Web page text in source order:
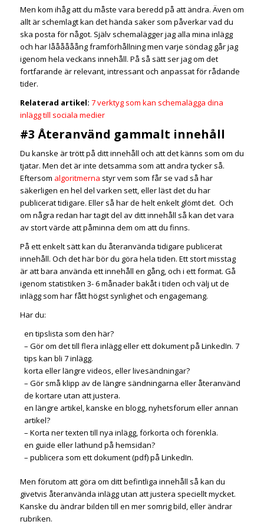
Men kom ihåg att du måste vara beredd på att ändra. Även om
allt är schemlagt kan det hända saker som påverkar vad du
ska posta för något. Själv schemalägger jag alla mina inlägg
och har låååååång framförhållning men varje söndag går jag
igenom hela veckans innehåll. På så sätt ser jag om det
fortfarande är relevant, intressant och anpassat för rådande
tider.
Relaterad artikel: 7 verktyg som kan schemalägga dina
inlägg till sociala medier
#3 Återanvänd gammalt innehåll
Du kanske är trött på ditt innehåll och att det känns som om du
tjatar. Men det är inte detsamma som att andra tycker så.
Eftersom algoritmerna styr vem som får se vad så har
säkerligen en hel del varken sett, eller läst det du har
publicerat tidigare. Eller så har de helt enkelt glömt det. Och
om några redan har tagit del av ditt innehåll så kan det vara
av stort värde att påminna dem om att du finns.
På ett enkelt sätt kan du återanvända tidigare publicerat
innehåll. Och det här bör du göra hela tiden. Ett stort misstag
är att bara använda ett innehåll en gång, och i ett format. Gå
igenom statistiken 3- 6 månader bakåt i tiden och välj ut de
inlägg som har fått högst synlighet och engagemang.
Har du:
en tipslista som den här?
– Gör om det till flera inlägg eller ett dokument på LinkedIn. 7
tips kan bli 7 inlägg.
korta eller längre videos, eller livesändningar?
– Gör små klipp av de längre sändningarna eller återanvänd
de kortare utan att justera.
en längre artikel, kanske en blogg, nyhetsforum eller annan
artikel?
– Korta ner texten till nya inlägg, förkorta och förenkla.
en guide eller lathund på hemsidan?
– publicera som ett dokument (pdf) på LinkedIn.
Men förutom att göra om ditt befintliga innehåll så kan du
givetvis återanvända inlägg utan att justera speciellt mycket.
Kanske du ändrar bilden till en mer somrig bild, eller ändrar
rubriken.